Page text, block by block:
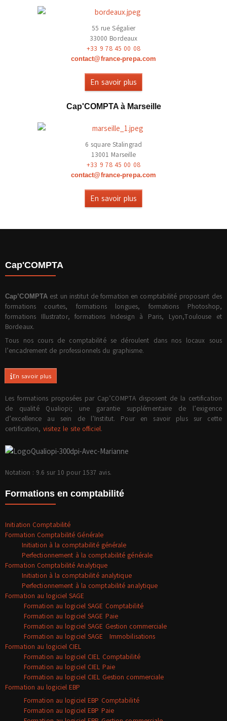
55 rue Ségalier
33000 Bordeaux
+33 9 78 45 00 08
contact@france-prepa.com
En savoir plus
Cap'COMPTA à Marseille
6 square Stalingrad
13001 Marseille
+33 9 78 45 00 08
contact@france-prepa.com
En savoir plus
Cap'COMPTA
Cap’COMPTA est un institut de formation en comptabilité proposant des
formations courtes, formations longues, formations Photoshop,
formations Illustrator, formations Indesign à Paris, Lyon,Toulouse et
Bordeaux.
Tous nos cours de comptabilité se déroulent dans nos locaux sous
l’encadrement de professionnels du graphisme.
En savoir plus
Les formations proposées par Cap’COMPTA disposent de la certification
de qualité Qualiopi; une garantie supplémentaire de l’exigence
d’excellence au sein de l’Institut. Pour en savoir plus sur cette
certification, visitez le site officiel.
Notation : 9.6 sur 10 pour 1537 avis.
Formations en comptabilité
Initiation Comptabilité
Formation Comptabilité Générale
Initiation à la comptabilité générale
Perfectionnement à la comptabilité générale
Formation Comptabilité Analytique
Initiation à la comptabilité analytique
Perfectionnement à la comptabilité analytique
Formation au logiciel SAGE
Formation au logiciel SAGE Comptabilité
Formation au logiciel SAGE Paie
Formation au logiciel SAGE Gestion commerciale
Formation au logiciel SAGE Immobilisations
Formation au logiciel CIEL
Formation au logiciel CIEL Comptabilité
Formation au logiciel CIEL Paie
Formation au logiciel CIEL Gestion commerciale
Formation au logiciel EBP
Formation au logiciel EBP Comptabilité
Formation au logiciel EBP Paie